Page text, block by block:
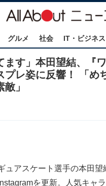
グルメ 社会 IT・ビジネス
ます」本田望結、『
プレ姿に反響！ 「め
」
ュアスケート選手の本田望
を更新。人気キャ